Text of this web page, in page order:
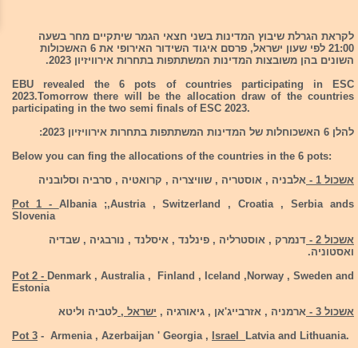
לקראת הגרלת שיבוץ המדינות בשני חצאי הגמר שיתקיים מחר בשעה
21:00 לפי שעון ישראל, פרסם איגוד השידור האירופי את 6 האשכולות
השונים בהן משובצות המדינות המשתתפות בתחרות אירוויזיון 2023.
EBU revealed the 6 pots of countries participating in ESC
2023.Tomorrow there will be the allocation draw of the countries
participating in the two semi finals of ESC 2023.
להלן 6 האשכוחלות של המדינות המשתתפות בתחרות אירוויזיון 2023:
Below you can fing the allocations of the countries in the 6 pots:
אשכול 1 -
אלבניה , אוסטריה , שוויצריה , קרואטיה , סרביה וסלובניה
Pot 1 - Albania ;,Austria , Switzerland , Croatia , Serbia ands
Slovenia
אשכול 2 -
דנמרק , אוסטרליה , פינלנד , איסלנד , נורבגיה , שבדיה
ואסטוניה.
Pot 2 - Denmark , Australia , Finland , Iceland ,Norway , Sweden and
Estonia
אשכול 3 -
ארמניה , אזרבייג'אן , גיאורגיה , ישראל , לטביה וליטא
Pot 3 - Armenia , Azerbaijan ' Georgia , Israel
Latvia and Lithuania.